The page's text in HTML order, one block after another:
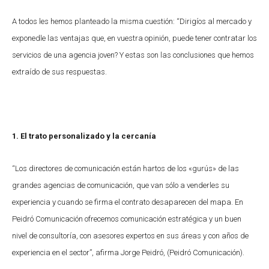
A todos les hemos planteado la misma cuestión: “Dirigíos al mercado y
exponedle las ventajas que, en vuestra opinión, puede tener contratar los
servicios de una agencia joven? Y estas son las conclusiones que hemos
extraído de sus respuestas.
1. El trato personalizado y la cercanía
“Los directores de comunicación están hartos de los «gurús» de las
grandes agencias de comunicación, que van sólo a venderles su
experiencia y cuando se firma el contrato desaparecen del mapa. En
Peidró Comunicación ofrecemos comunicación estratégica y un buen
nivel de consultoría, con asesores expertos en sus áreas y con años de
experiencia en el sector”, afirma Jorge Peidró, (Peidró Comunicación).